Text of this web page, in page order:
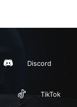
Discord
TikTok